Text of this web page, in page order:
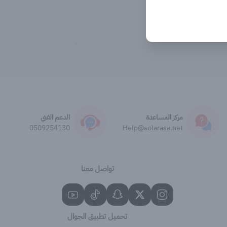
مركز المساعدة
Help@solarasa.net
الدعم الفني
0509254130
تواصل معنا
تحميل تطبيق الجوال